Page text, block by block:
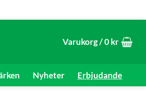
Varukorg /0 kr
Nyheter Erbjudande